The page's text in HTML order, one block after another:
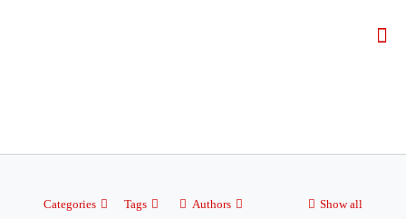
Categories Tags Authors Show all